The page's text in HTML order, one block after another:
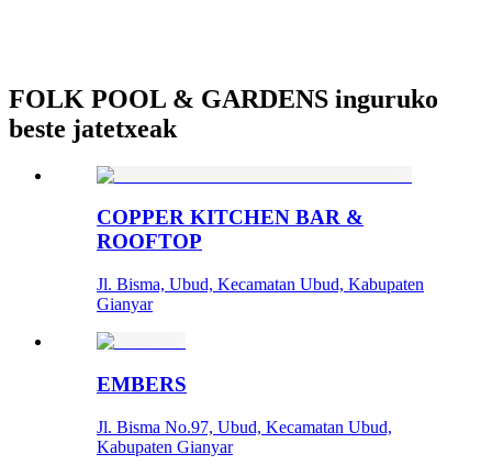
FOLK POOL & GARDENS inguruko
beste jatetxeak
COPPER KITCHEN BAR &
ROOFTOP
Jl. Bisma, Ubud, Kecamatan Ubud, Kabupaten
Gianyar
EMBERS
Jl. Bisma No.97, Ubud, Kecamatan Ubud,
Kabupaten Gianyar